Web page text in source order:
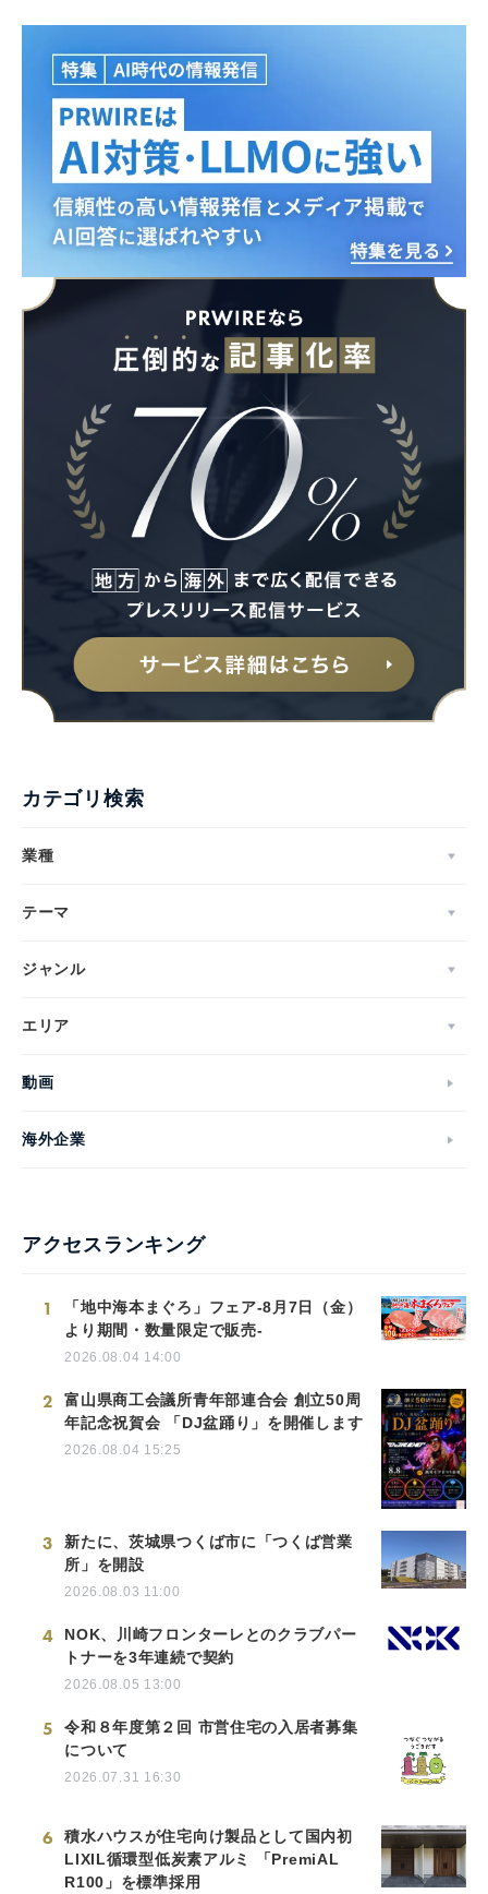
カテゴリ検索
業種
テーマ
ジャンル
エリア
動画
海外企業
アクセスランキング
1
「地中海本まぐろ」フェア-8月7日（金）
より期間・数量限定で販売-
2026.08.04 14:00
2
富山県商工会議所青年部連合会 創立50周
年記念祝賀会 「DJ盆踊り」を開催します
2026.08.04 15:25
3
新たに、茨城県つくば市に「つくば営業
所」を開設
2026.08.03 11:00
4
NOK、川崎フロンターレとのクラブパー
トナーを3年連続で契約
2026.08.05 13:00
5
令和８年度第２回 市営住宅の入居者募集
について
2026.07.31 16:30
6
積水ハウスが住宅向け製品として国内初
LIXIL循環型低炭素アルミ 「PremiAL
R100」を標準採用
Japanese